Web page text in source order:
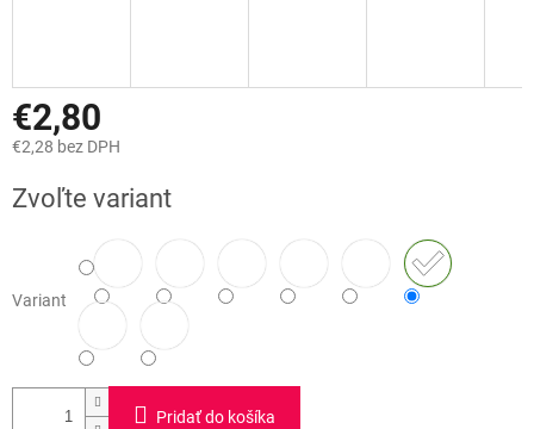
€2,80
€2,28 bez DPH
cena:
Zvoľte variant
Variant
Pridať do košíka